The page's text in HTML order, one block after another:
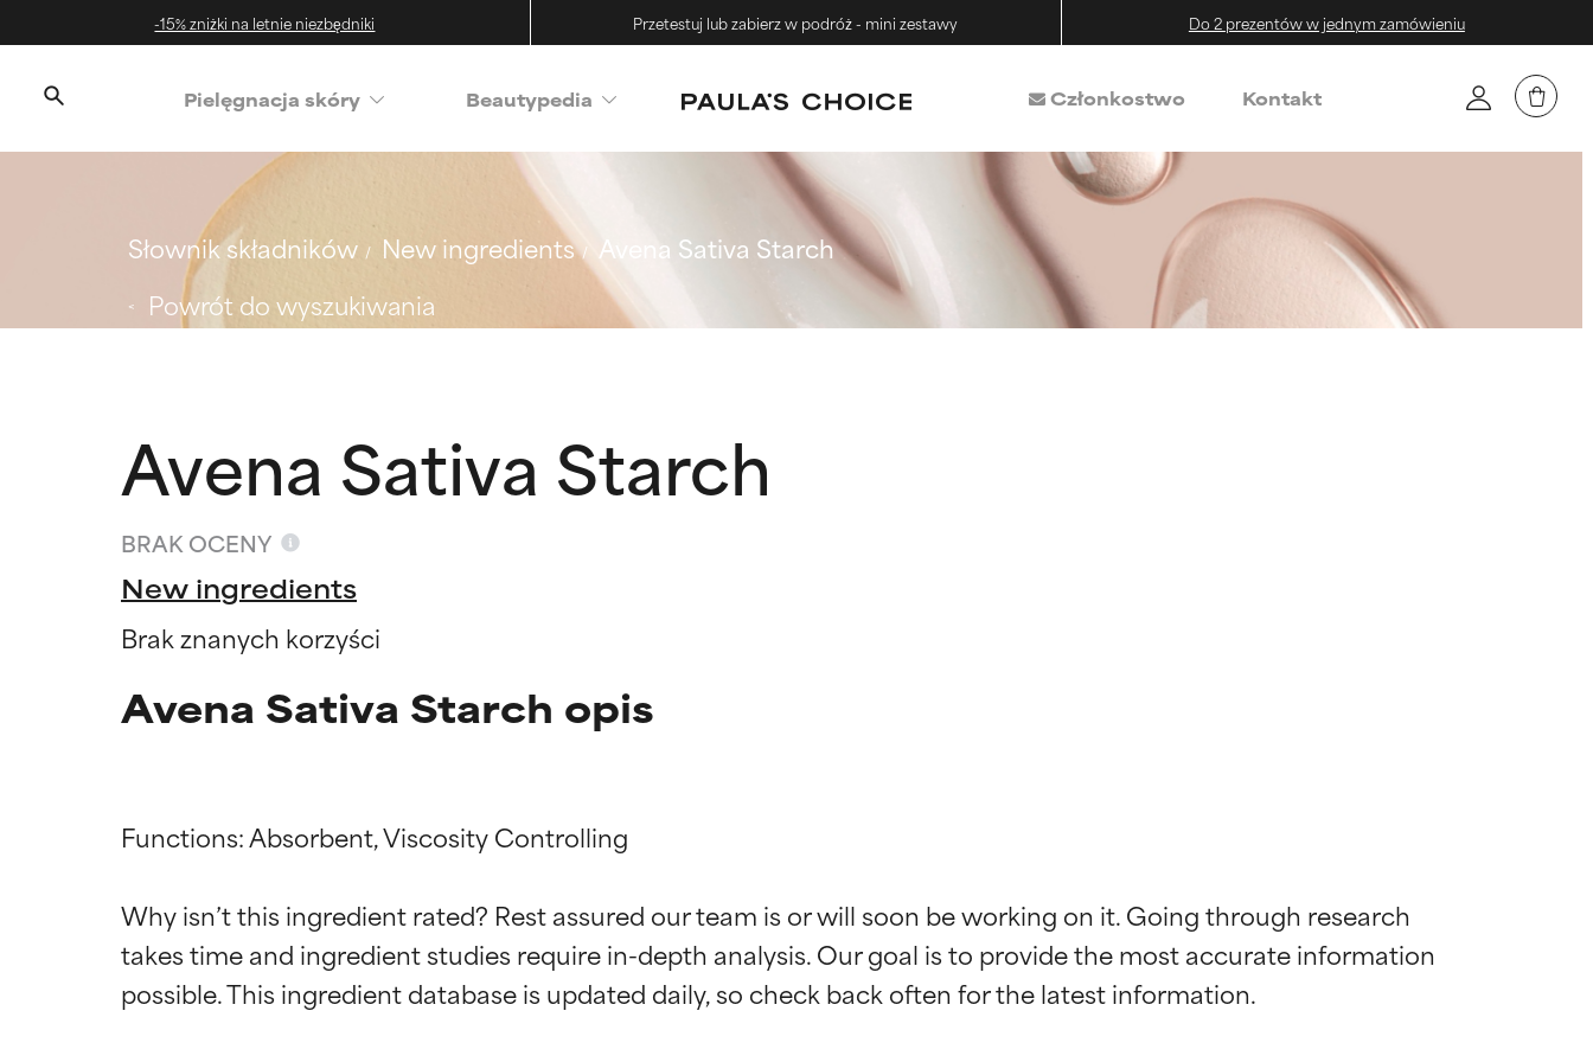
-15% zniżki na letnie niezbędniki Przetestuj lub zabierz w podróż - mini zestawy Do 2 prezentów w jednym zamówieniu
‌Pielęgnacja skóry Beautypedia Członkostwo Kontakt
Słownik składników New ingredients
Avena Sativa Starch
Powrót do wyszukiwania
Avena Sativa Starch
BRAK OCENY
New ingredients
Brak znanych korzyści
Avena Sativa Starch opis
Functions: Absorbent, Viscosity Controlling
Why isn’t this ingredient rated? Rest assured our team is or will soon be working on it. Going through research
takes time and ingredient studies require in-depth analysis. Our goal is to provide the most accurate information
Oceny składników
BEST
Oceny składników
BEST